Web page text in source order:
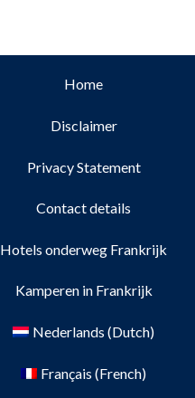
Home
Disclaimer
Privacy Statement
Contact details
Hotels onderweg Frankrijk
Kamperen in Frankrijk
Nederlands (Dutch)
Français (French)